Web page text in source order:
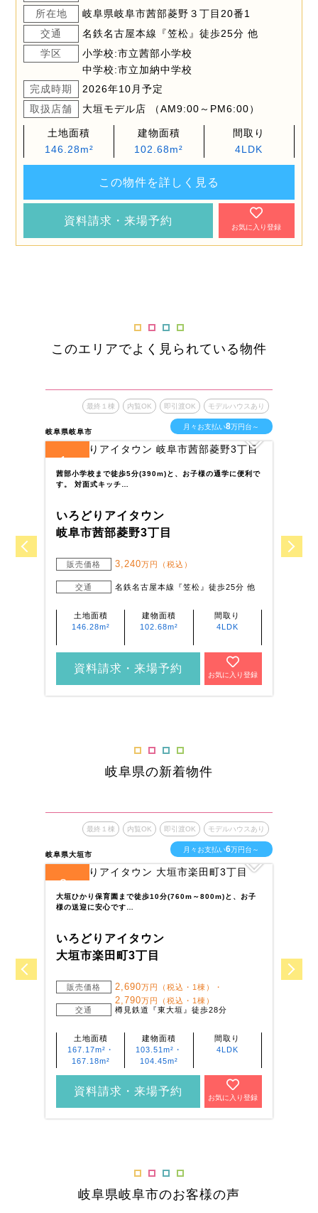
所在地
岐阜県岐阜市茜部菱野３丁目20番1
交通
名鉄名古屋本線『笠松』徒歩25分 他
学区
小学校:市立茜部小学校
中学校:市立加納中学校
完成時期
2026年10月予定
取扱店舗
大垣モデル店 （AM9:00～PM6:00）
土地面積
146.28m²
建物面積
102.68m²
間取り
4LDK
この物件を詳しく見る
資料請求・来場予約
お気に入り登録
このエリアでよく見られている物件
岐阜県岐阜市
最終１棟 内覧OK 即引渡OK モデルハウスあり
月々お支払い8万円台～
1
茜部小学校まで徒歩5分(390m)と、お子様の通学に便利で
す。 対面式キッチ…
いろどりアイタウン
岐阜市茜部菱野3丁目
販売価格 3,240万円（税込）
交通 名鉄名古屋本線『笠松』徒歩25分 他
土地面積
146.28m²
建物面積
102.68m²
間取り
4LDK
資料請求・来場予約
お気に入り登録
岐阜県の新着物件
岐阜県大垣市
最終１棟 内覧OK 即引渡OK モデルハウスあり
月々お支払い6万円台～
3
大垣ひかり保育園まで徒歩10分(760m～800m)と、お子
様の送迎に安心です…
いろどりアイタウン
大垣市楽田町3丁目
販売価格 2,690万円（税込・1棟）・
2,790万円（税込・1棟）
交通
樽見鉄道『東大垣』徒歩28分
土地面積
167.17m²・
167.18m²
建物面積
103.51m²・
104.45m²
間取り
4LDK
資料請求・来場予約
お気に入り登録
岐阜県岐阜市のお客様の声